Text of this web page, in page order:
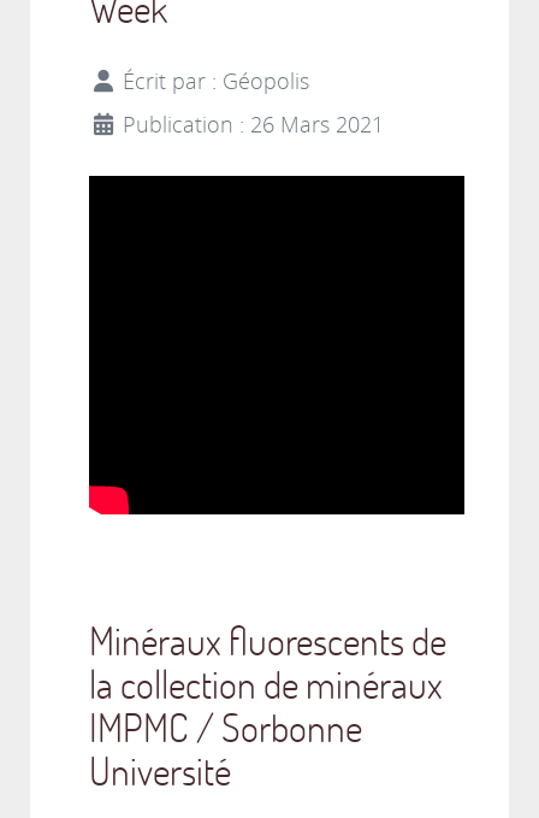
Écrit par : Géopolis
Publication : 26 Mars 2021
Minéraux fluorescents de
la collection de minéraux
IMPMC / Sorbonne
Université